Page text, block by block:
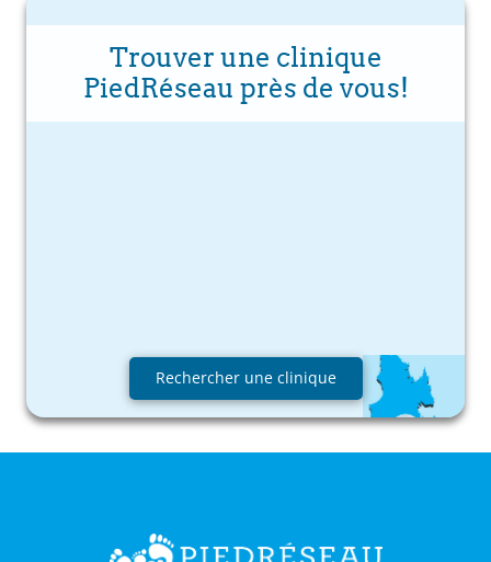
Trouver une clinique
PiedRéseau près de vous!
Rechercher une clinique